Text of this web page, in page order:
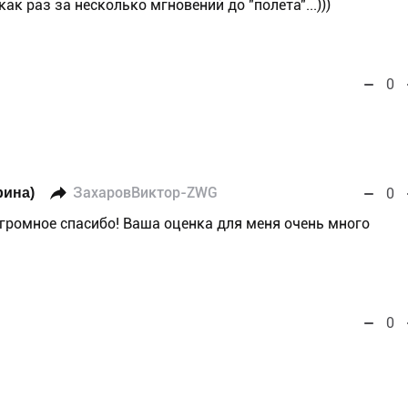
раз за несколько мгновений до "полета"...)))
0
ЗахаровВиктор-ZWG
0
спасибо! Ваша оценка для меня очень много
0